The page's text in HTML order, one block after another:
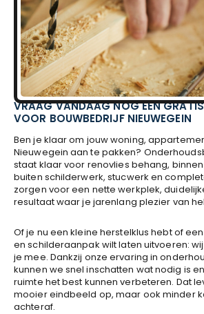
VRAAG VANDAAG NOG EEN
VOOR BOUWBEDRIJF NIEUWEGEIN
Ben je klaar om jouw woning,
Nieuwegein aan te pakken?
staat klaar voor renovlies behang,
buiten schilderwerk, stucwerk en
zorgen voor een nette werkplek,
resultaat waar je jarenlang plezier van
Of je nu een kleine herstelklus hebt of
en schilderaanpak wilt laten uitvoeren:
je mee. Dankzij onze ervaring in
kunnen we snel inschatten wat nodig is
ruimte het best kunnen verbeteren. Dat
mooier eindbeeld op, maar ook minder
achteraf.